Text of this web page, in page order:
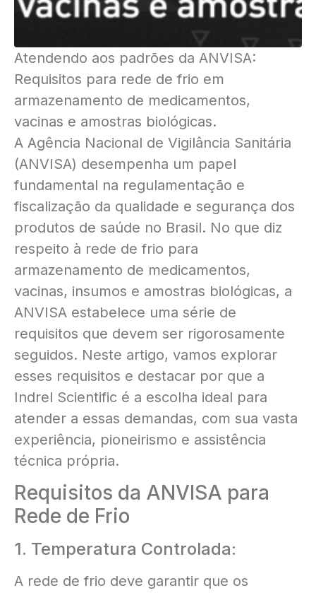
Atendendo aos padrões da ANVISA:
Requisitos para rede de frio em
armazenamento de medicamentos,
vacinas e amostras biológicas.
A Agência Nacional de Vigilância Sanitária
(ANVISA) desempenha um papel
fundamental na regulamentação e
fiscalização da qualidade e segurança dos
produtos de saúde no Brasil. No que diz
respeito à rede de frio para
armazenamento de medicamentos,
vacinas, insumos e amostras biológicas, a
ANVISA estabelece uma série de
requisitos que devem ser rigorosamente
seguidos. Neste artigo, vamos explorar
esses requisitos e destacar por que a
Indrel Scientific é a escolha ideal para
atender a essas demandas, com sua vasta
experiência, pioneirismo e assistência
técnica própria.
Requisitos da ANVISA para
Rede de Frio
1. Temperatura Controlada:
A rede de frio deve garantir que os